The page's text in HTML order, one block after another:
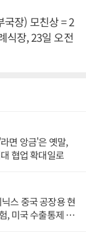
장) 모친상 = 2
식장, 23일 오전
면 앙금'은 옛말,
협업 확대일로
스 중국 공장용 현
, 미국 수출통제 대